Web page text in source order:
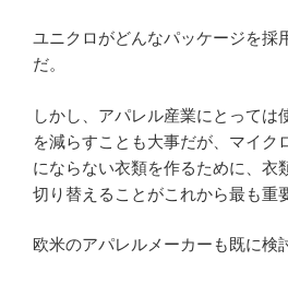
ユニクロがどんなパッケージを採
だ。
しかし、アパレル産業にとっては
を減らすことも大事だが、マイク
にならない衣類を作るために、衣
切り替えることがこれから最も重
欧米のアパレルメーカーも既に検